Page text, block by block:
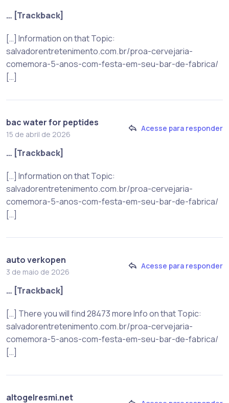
… [Trackback]
[…] Information on that Topic:
salvadorentretenimento.com.br/proa-cervejaria-
comemora-5-anos-com-festa-em-seu-bar-de-fabrica/
[…]
bac water for peptides
15 de abril de 2026
Acesse para responder
… [Trackback]
[…] Information on that Topic:
salvadorentretenimento.com.br/proa-cervejaria-
comemora-5-anos-com-festa-em-seu-bar-de-fabrica/
[…]
auto verkopen
3 de maio de 2026
Acesse para responder
… [Trackback]
[…] There you will find 28473 more Info on that Topic:
salvadorentretenimento.com.br/proa-cervejaria-
comemora-5-anos-com-festa-em-seu-bar-de-fabrica/
[…]
altogelresmi.net